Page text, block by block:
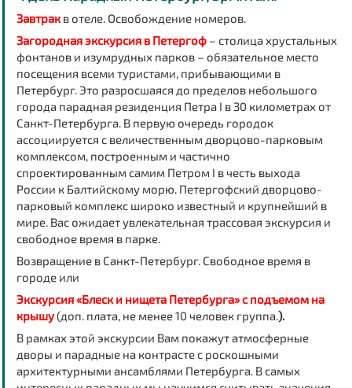
Завтракв отеле. Освобождение номеров.
Загородная экскурсия в Петергоф – столица хрустальных
фонтанов и изумрудных парков – обязательное место
посещения всеми туристами, прибывающими в
Петербург. Это разросшаяся до пределов небольшого
города парадная резиденция Петра I в 30 километрах от
Санкт-Петербурга. В первую очередь городок
ассоциируется с величественным дворцово-парковым
комплексом, построенным и частично
спроектированным самим Петром I в честь выхода
России к Балтийскому морю. Петергофский дворцово-
парковый комплекс широко известный и крупнейший в
мире. Вас ожидает увлекательная трассовая экскурсия и
свободное время в парке.
Возвращение в Санкт-Петербург. Свободное время в
городе или
Экскурсия «Блеск и нищета Петербурга» с подъемом на
крышу(доп. плата, не менее 10 человек группа.).
В рамках этой экскурсии Вам покажут атмосферные
дворы и парадные на контрасте с роскошными
архитектурными ансамблями Петербурга. В самых